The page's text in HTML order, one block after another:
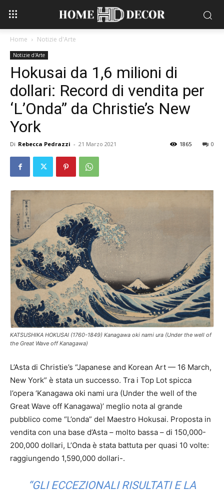
Home Notizie d'Arte
Notizie d'Arte
Hokusai da 1,6 milioni di
dollari: Record di vendita per
‘L’Onda” da Christie’s New
York
Di Rebecca Pedrazzi - 21 Marzo 2021 0
1865
KATSUSHIKA HOKUSAI (1760-1849) Kanagawa oki nami ura (Under the well of
the Great Wave off Kanagawa)
L’Asta di Christie’s “Japanese and Korean Art — 16 March,
New York” è stata un successo. Tra i Top Lot spicca
l’opera ‘Kanagawa oki nami ura (Under the well of the
Great Wave off Kanagawa)’ meglio nota al grande
pubblico come “L’onda” del Maestro Hokusai. Proposta in
vendita con una base d’Asta – molto bassa – di 150,000-
200,000 dollari, L’Onda è stata battuta per quasi 10 volte:
raggiungendo 1,590,000 dollari-.
“GLI ECCEZIONALI RISULTATI E LA